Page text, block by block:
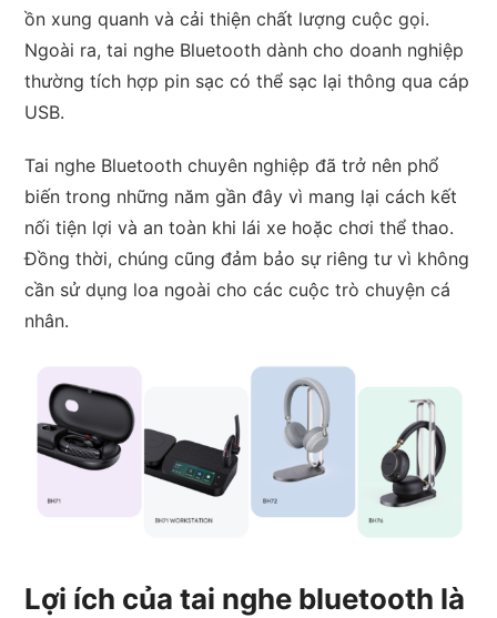
ồn xung quanh và cải thiện chất lượng cuộc gọi.
Ngoài ra, tai nghe Bluetooth dành cho doanh nghiệp
thường tích hợp pin sạc có thể sạc lại thông qua cáp
USB.
Tai nghe Bluetooth chuyên nghiệp đã trở nên phổ
biến trong những năm gần đây vì mang lại cách kết
nối tiện lợi và an toàn khi lái xe hoặc chơi thể thao.
Đồng thời, chúng cũng đảm bảo sự riêng tư vì không
cần sử dụng loa ngoài cho các cuộc trò chuyện cá
nhân.
Lợi ích của tai nghe bluetooth là